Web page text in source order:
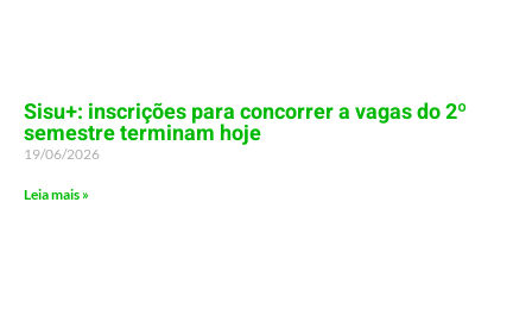
Sisu+: inscrições para concorrer a vagas do 2º
semestre terminam hoje
19/06/2026
Leia mais »